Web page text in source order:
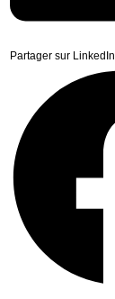
Partager sur LinkedIn